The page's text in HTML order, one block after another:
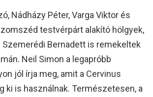
Nádházy Péter, Varga Viktor és
testvérpárt alakító hölgyek,
Szemerédi Bernadett is remekeltek
Neil Simon a legapróbb
jól írja meg, amit a Cervinus
ki is használnak. Természetesen, a